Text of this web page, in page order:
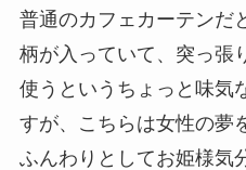
普通のカフェカーテンだ
柄が入っていて、突っ張
使うというちょっと味気
すが、こちらは女性の夢
ふんわりとしてお姫様気